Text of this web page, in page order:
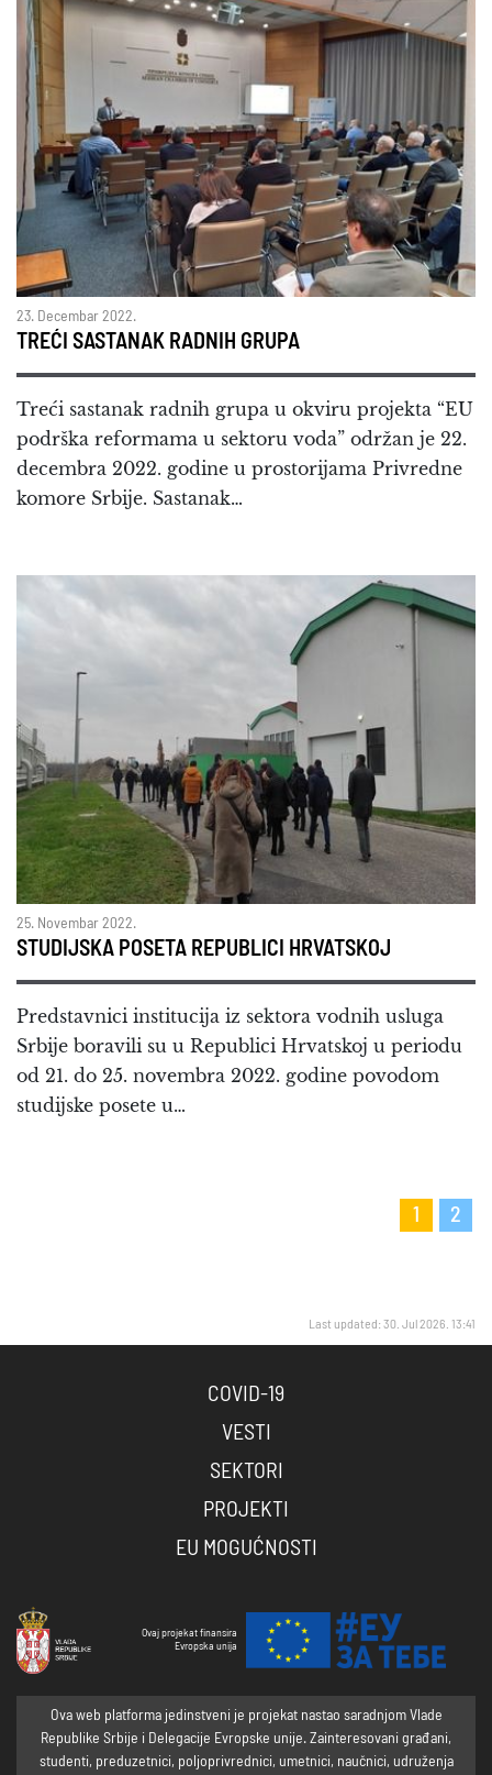
23. Decembar 2022.
TREĆI SASTANAK RADNIH GRUPA
Treći sastanak radnih grupa u okviru projekta “EU
podrška reformama u sektoru voda” održan je 22.
decembra 2022. godine u prostorijama Privredne
komore Srbije. Sastanak…
25. Novembar 2022.
STUDIJSKA POSETA REPUBLICI HRVATSKOJ
Predstavnici institucija iz sektora vodnih usluga
Srbije boravili su u Republici Hrvatskoj u periodu
od 21. do 25. novembra 2022. godine povodom
studijske posete u…
1 2
Last updated: 30. Jul 2026. 13:41
COVID-19
VESTI
SEKTORI
PROJEKTI
EU MOGUĆNOSTI
Ovaj projekat finansira
Evropska unija
Ova web platforma jedinstveni je projekat nastao saradnjom Vlade
Republike Srbije i Delegacije Evropske unije. Zainteresovani građani,
studenti, preduzetnici, poljoprivrednici, umetnici, naučnici, udruženja